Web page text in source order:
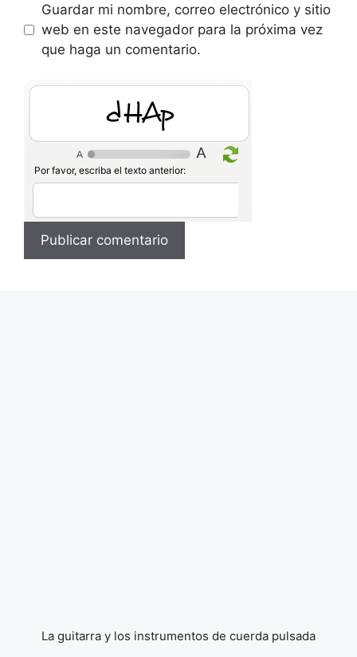
Guardar mi nombre, correo electrónico y sitio
web en este navegador para la próxima vez
que haga un comentario.
IA2x
Por favor, escriba el texto anterior:
La guitarra y los instrumentos de cuerda pulsada